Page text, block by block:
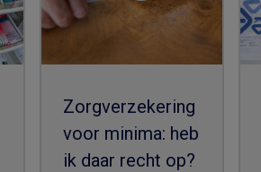
Zorgverzekering
voor minima: heb
ik daar recht op?